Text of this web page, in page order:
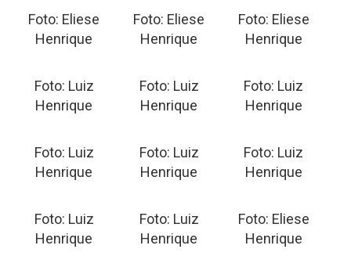
Foto: Eliese
Henrique
Foto: Eliese
Henrique
Foto: Eliese
Henrique
Foto: Luiz
Henrique
Foto: Luiz
Henrique
Foto: Luiz
Henrique
Foto: Luiz
Henrique
Foto: Luiz
Henrique
Foto: Luiz
Henrique
Foto: Luiz
Henrique
Foto: Luiz
Henrique
Foto: Eliese
Henrique